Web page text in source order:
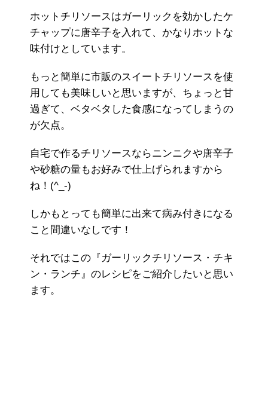
ホットチリソースはガーリックを効かしたケ
チャップに唐辛子を入れて、かなりホットな
味付けとしています。
もっと簡単に市販のスイートチリソースを使
用しても美味しいと思いますが、ちょっと甘
過ぎて、ベタベタした食感になってしまうの
が欠点。
自宅で作るチリソースならニンニクや唐辛子
や砂糖の量もお好みで仕上げられますから
ね！(^_-)
しかもとっても簡単に出来て病み付きになる
こと間違いなしです！
それではこの『ガーリックチリソース・チキ
ン・ランチ』のレシピをご紹介したいと思い
ます。